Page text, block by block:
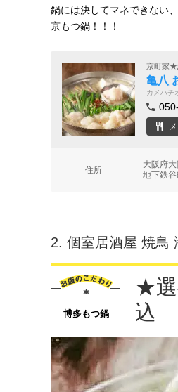
鍋には決してマネできない
京もつ鍋！！！
京町家★
亀八
カメハチ
住所
大阪府
地下鉄
2. 個室居酒屋 焼鳥
博多もつ鍋
★選
込